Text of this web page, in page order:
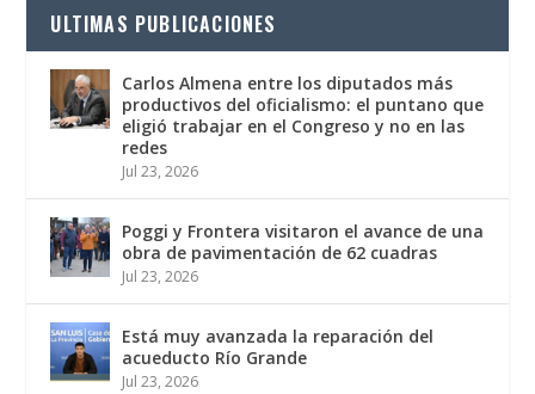
ULTIMAS PUBLICACIONES
Carlos Almena entre los diputados más
productivos del oficialismo: el puntano que
eligió trabajar en el Congreso y no en las
redes
Jul 23, 2026
Poggi y Frontera visitaron el avance de una
obra de pavimentación de 62 cuadras
Jul 23, 2026
Está muy avanzada la reparación del
acueducto Río Grande
Jul 23, 2026